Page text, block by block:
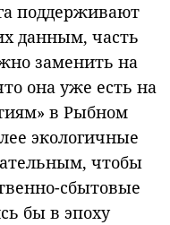
поддерживают
данным, часть
заменить на
она уже есть на
в Рыбном
экологичные
чтобы
сбытовые
бы в эпоху